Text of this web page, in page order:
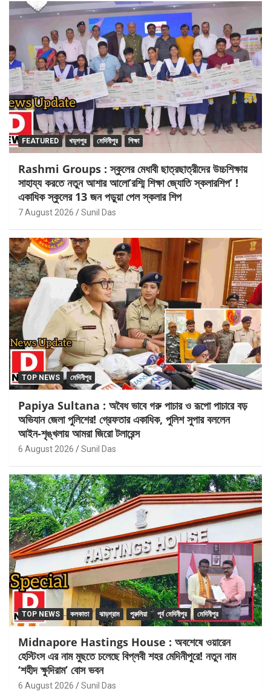
FEATURED খড়্গপুর মেদিনীপুর শিক্ষা
Rashmi Groups : স্কুলের মেধাবী ছাত্রছাত্রীদের উচ্চশিক্ষায়
সাহায্য করতে নতুন আশার আলো’রশ্মি শিক্ষা জ্যোতি স্কলারশিপ’ !
একাধিক স্কুলের 13 জন পড়ুয়া পেল স্কলার শিপ
7 August 2026 Sunil Das
TOP NEWS মেদিনীপুর
Papiya Sultana : অবৈধ ভাবে গরু পাচার ও রূপো পাচারে বড়
অভিযান জেলা পুলিশের! গ্রেফতার একাধিক, পুলিশ সুপার বললেন
আইন-শৃঙ্খলায় আমরা জিরো টলারেন্স
6 August 2026 Sunil Das
TOP NEWS কলকাতা ঝাড়গ্রাম পুরুলিয়া পূর্ব মেদিনীপুর মেদিনীপুর
Midnapore Hastings House : অবশেষে ওয়ারেন
হেস্টিংস এর নাম মুছতে চলেছে বিপ্লবী শহর মেদিনীপুরে! নতুন নাম
‘শহীদ ক্ষুদিরাম’ বোস ভবন
6 August 2026 Sunil Das